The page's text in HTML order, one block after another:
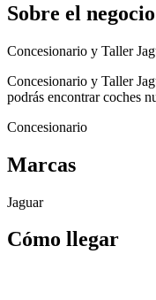
Sobre el negocio
Concesionario y Taller
Concesionario y Taller
podrás encontrar coches
Concesionario
Marcas
Jaguar
Cómo llegar